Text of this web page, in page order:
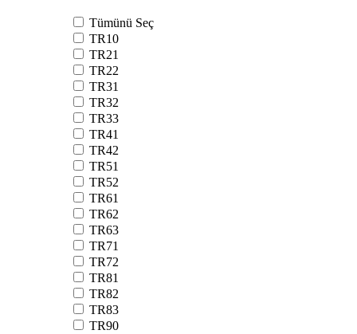
Tümünü Seç
TR10
TR21
TR22
TR31
TR32
TR33
TR41
TR42
TR51
TR52
TR61
TR62
TR63
TR71
TR72
TR81
TR82
TR83
TR90